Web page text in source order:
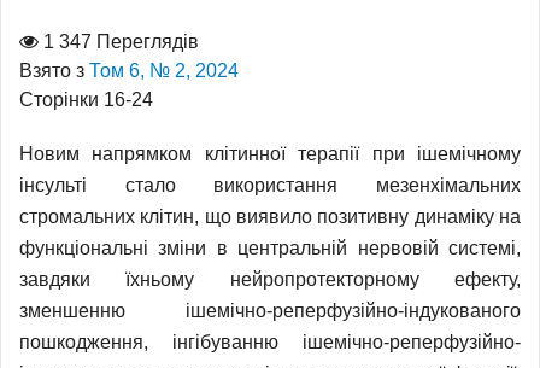
1 347 Переглядів
Взято з Том 6, № 2, 2024
Сторінки 16-24
Новим напрямком клітинної терапії при ішемічному
інсульті стало використання мезенхімальних
стромальних клітин, що виявило позитивну динаміку на
функціональні зміни в центральній нервовій системі,
завдяки їхньому нейропротекторному ефекту,
зменшенню ішемічно-реперфузійно-індукованого
пошкодження, інгібуванню ішемічно-реперфузійно-